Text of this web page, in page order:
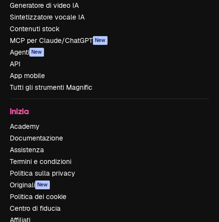
Generatore di video IA
Sintetizzatore vocale IA
Contenuti stock
MCP per Claude/ChatGPT New
Agenti New
API
App mobile
Tutti gli strumenti Magnific
Inizia
Academy
Documentazione
Assistenza
Termini e condizioni
Politica sulla privacy
Originali New
Politica dei cookie
Centro di fiducia
Affiliati